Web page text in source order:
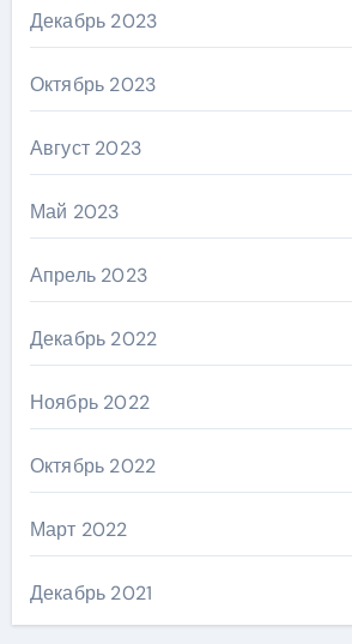
Декабрь 2023
Октябрь 2023
Август 2023
Май 2023
Апрель 2023
Декабрь 2022
Ноябрь 2022
Октябрь 2022
Март 2022
Декабрь 2021